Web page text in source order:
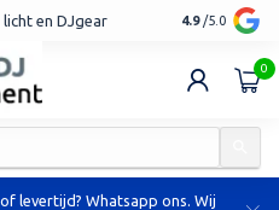
en DJgear Tot 7 jaar
4.9 /5.0
0
levertijd? Whatsapp ons. Wij